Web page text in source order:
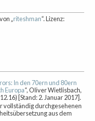
„riteshman“. Lizenz:
In den 70ern und 80ern
Europa“, Oliver Wietlisbach,
) [Stand: 2. Januar 2017].
vollständig durchgesehenen
aus dem